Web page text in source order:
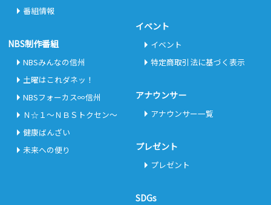
番組情報
NBS制作番組
NBSみんなの信州
土曜はこれダネッ！
NBSフォーカス∞信州
Ｎ☆１～ＮＢＳトクセン～
健康ばんざい
未来への便り
イベント
イベント
特定商取引法に基づく表示
アナウンサー
アナウンサー一覧
プレゼント
プレゼント
SDGs